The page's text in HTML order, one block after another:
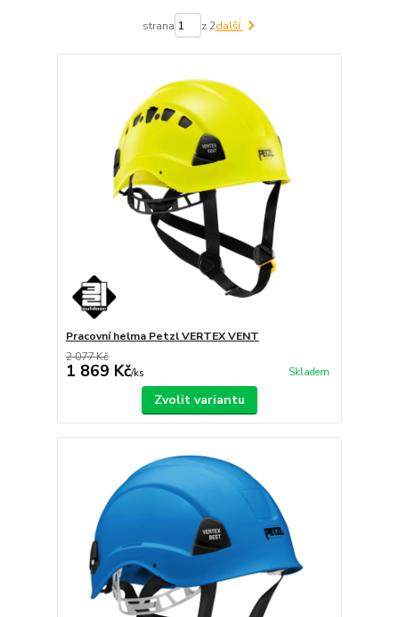
strana z 2další
Pracovní helma Petzl VERTEX VENT
2 077 Kč
1 869 Kč/ks Skladem
Zvolit variantu